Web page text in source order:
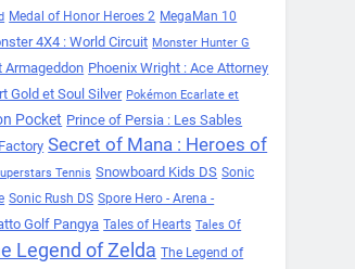
Medal of Honor Heroes 2 MegaMan 10
4X4 : World Circuit Monster Hunter G
Armageddon Phoenix Wright : Ace Attorney
Gold et Soul Silver Pokémon Ecarlate et
Pocket Prince of Persia : Les Sables
Secret of Mana : Heroes of
Tennis Snowboard Kids DS Sonic
Sonic Rush DS Spore Hero - Arena -
Golf Pangya Tales of Hearts Tales Of
Legend of Zelda The Legend of